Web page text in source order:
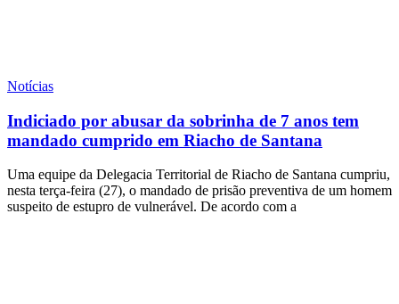
Notícias
Indiciado por abusar da sobrinha de 7 anos tem
mandado cumprido em Riacho de Santana
Uma equipe da Delegacia Territorial de Riacho de Santana cumpriu,
nesta terça-feira (27), o mandado de prisão preventiva de um homem
suspeito de estupro de vulnerável. De acordo com a